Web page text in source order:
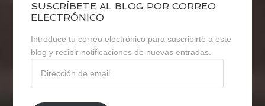
SUSCRÍBETE AL BLOG POR CORREO
ELECTRÓNICO
Introduce tu correo electrónico para suscribirte a este
blog y recibir notificaciones de nuevas entradas.
email